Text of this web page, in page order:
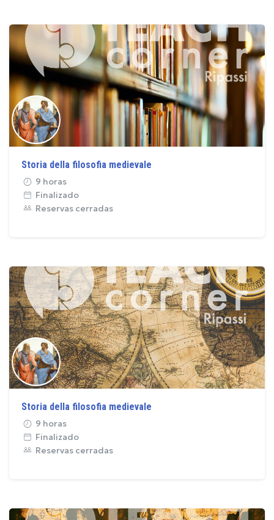
Storia della filosofia medievale
9 horas
Finalizado
Reservas cerradas
Storia della filosofia medievale
9 horas
Finalizado
Reservas cerradas